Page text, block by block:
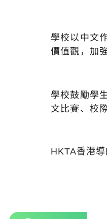
學校以中文
價值觀，加
學校鼓勵學
文比賽、校
HKTA香港